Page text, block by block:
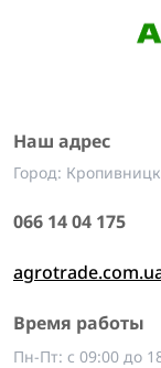
Наш адрес
Город:
066 14 04 175
Время работы
Пн-Пт: с 09:00 до